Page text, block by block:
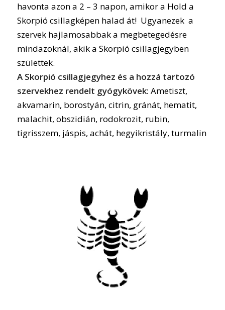
havonta azon a 2 – 3 napon, amikor a Hold a
Skorpió csillagképen halad át! Ugyanezek a
szervek hajlamosabbak a megbetegedésre
mindazoknál, akik a Skorpió csillagjegyben
születtek.
A Skorpió csillagjegyhez és a hozzá tartozó
szervekhez rendelt gyógykövek: Ametiszt,
akvamarin, borostyán, citrin, gránát, hematit,
malachit, obszidián, rodokrozit, rubin,
tigrisszem, jáspis, achát, hegyikristály, turmalin